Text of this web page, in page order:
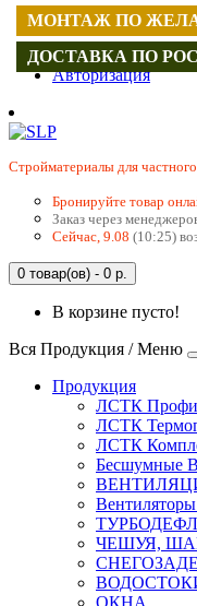
Регистрация
Авторизация
Cтройматериалы для
Бронируйте товар
Заказ через
Сейчас, 9.08 (10:25)
0 товар(ов) - 0 р.
В корзине пусто!
Вся Продукция / Меню
Продукция
ЛСТК
ЛСТК
ЛСТК
ЧЕШУЯ,
ВОДОСТОКИ
ОКНА
МОНТАЖ ПО
ДОСТАВКА ПО